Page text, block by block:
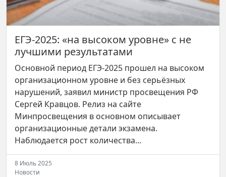
ЕГЭ-2025: «на высоком уровне» с не
лучшими результатами
Основной период ЕГЭ-2025 прошел на высоком
организационном уровне и без серьёзных
нарушений, заявил министр просвещения РФ
Сергей Кравцов. Релиз на сайте
Минпросвещения в основном описывает
организационные детали экзамена.
Наблюдается рост количества...
8 Июль 2025
Новости